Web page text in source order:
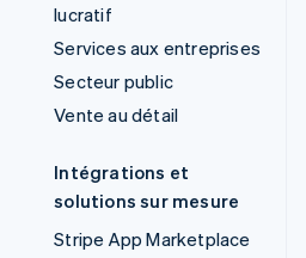
lucratif
Services aux entreprises
Secteur public
Vente au détail
Intégrations et
solutions sur mesure
Stripe App Marketplace